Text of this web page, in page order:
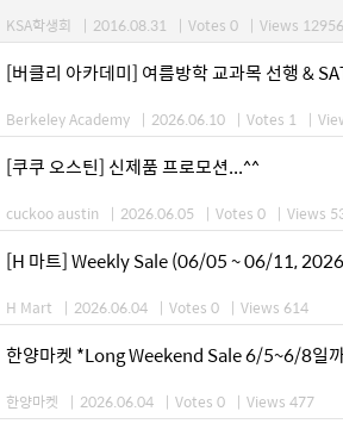
KSA학생회 | 2016.08.31 | Votes 0 | Views
[버클리 아카데미] 여름방학 교과목 선행 &
Berkeley Academy | 2026.06.10 | Votes 1 |
[쿠쿠 오스틴] 신제품 프로모션...^^
cuckoo austin | 2026.06.05 | Votes 0 | Views
[H 마트] Weekly Sale (06/05 ~ 06/11,
H Mart | 2026.06.04 | Votes 0 | Views 614
한양마켓 *Long Weekend Sale 6/5~6/8일
한양마켓 | 2026.06.04 | Votes 0 | Views 477